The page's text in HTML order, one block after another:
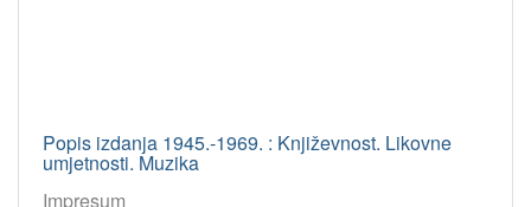
Popis izdanja 1945.-1969. : Književnost. Likovne
umjetnosti. Muzika
Impresum